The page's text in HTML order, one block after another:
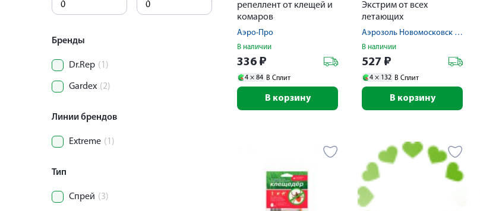
Бренды
Dr.Rep (1)
Gardex (2)
Линии брендов
Extreme (1)
Тип
Спрей (3)
репеллент от клещей и
комаров
универсальный 100мл
Аэро-Про
В наличии
336 ₽
4 × 84 В Сплит
В корзину
Экстрим от всех
летающих
кровососущих
Аэрозоль Новомосковск ООО
В наличии
527 ₽
4 × 132 В Сплит
В корзину